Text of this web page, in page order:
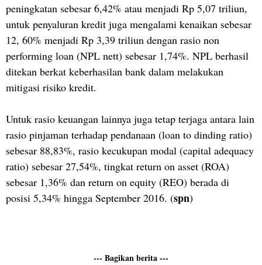
peningkatan sebesar 6,42% atau menjadi Rp 5,07 triliun,
untuk penyaluran kredit juga mengalami kenaikan sebesar
12, 60% menjadi Rp 3,39 triliun dengan rasio non
performing loan (NPL nett) sebesar 1,74%. NPL berhasil
ditekan berkat keberhasilan bank dalam melakukan
mitigasi risiko kredit.
Untuk rasio keuangan lainnya juga tetap terjaga antara lain
rasio pinjaman terhadap pendanaan (loan to dinding ratio)
sebesar 88,83%, rasio kecukupan modal (capital adequacy
ratio) sebesar 27,54%, tingkat return on asset (ROA)
sebesar 1,36% dan return on equity (REO) berada di
posisi 5,34% hingga September 2016. (spn)
--- Bagikan berita ---